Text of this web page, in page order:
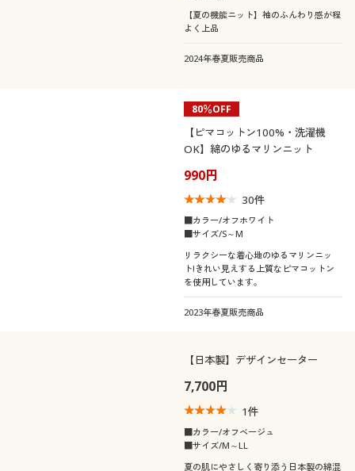
【夏の機能ニット】袖のふんわり感が程
よく上品
2024年春夏販売商品
80％OFF
【ピマコットン100%・洗濯機
OK】綿のゆるマリンニット
990円
30件
■カラー/オフホワイト
■サイズ/S～M
リラクシーな着心地のゆるマリンニッ
ト!きれい見えする上質なピマコットン
を使用しています。
2023年春夏販売商品
【日本製】デザインセーター
7,700円
1件
■カラー/オフベージュ
■サイズ/M～LL
夏の肌にやさしく寄り添う日本製の綿混